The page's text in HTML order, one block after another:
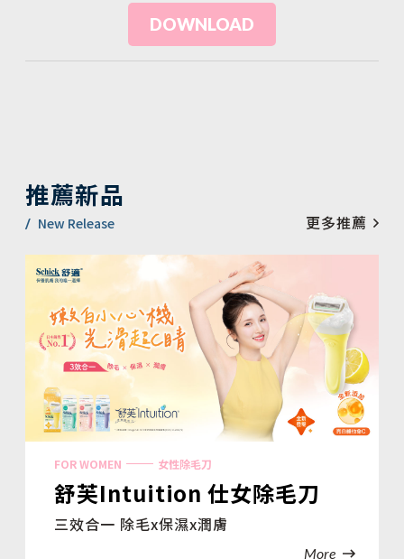
DOWNLOAD
推薦新品
New Release 更多推薦
FOR WOMEN 女性除毛刀
舒芙Intuition 仕女除毛刀
三效合一 除毛x保濕x潤膚
More